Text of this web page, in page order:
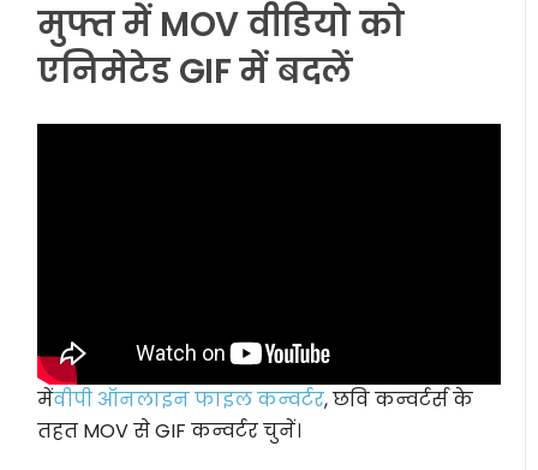
मुफ्त में MOV वीडियो को
एनिमेटेड GIF में बदलें
मेंवीपी ऑनलाइन फाइल कन्वर्टर, छवि कन्वर्टर्स के
तहत MOV से GIF कन्वर्टर चुनें।